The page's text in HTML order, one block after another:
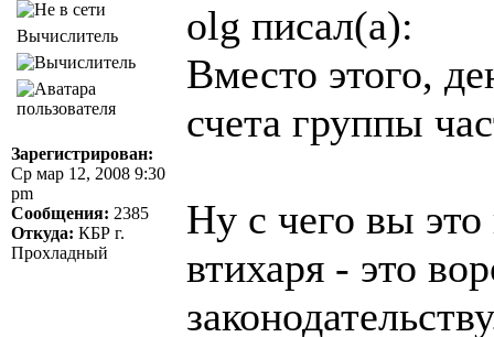
Вычислитель
Зарегистрирован:
Ср мар 12, 2008 9:30
pm
Сообщения: 2385
Откуда: КБР г.
Прохладный
olg писал(а):
Вместо этого,
счета группы
Ну с чего вы
втихаря - это